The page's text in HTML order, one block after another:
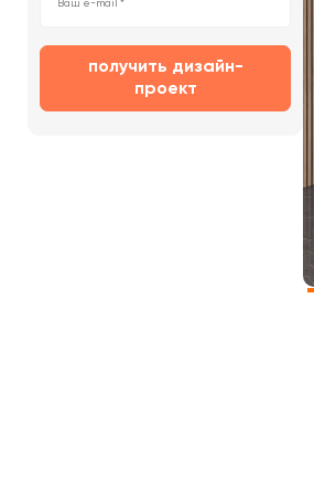
получить дизайн-
проект